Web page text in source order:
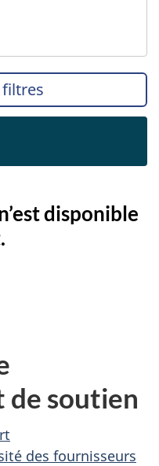
filtres
disponible
de soutien
des fournisseurs